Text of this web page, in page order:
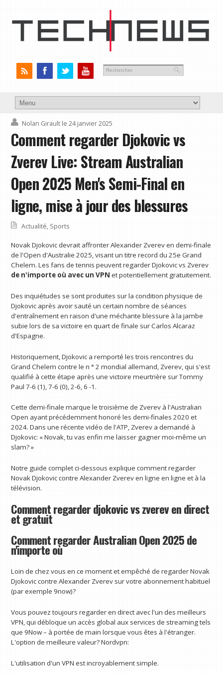
Nolan Girault le 24 janvier 2025
Comment regarder Djokovic vs
Zverev Live: Stream Australian
Open 2025 Men's Semi-Final en
ligne, mise à jour des blessures
Actualité, Sports
Novak Djokovic devrait affronter Alexander Zverev en demi-finale
de l'Open d'Australie 2025, visant un titre record du 25e Grand
Chelem. Les fans de tennis peuvent regarder Djokovic vs Zverev
de n'importe où avec un VPN et potentiellement gratuitement.
Des inquiétudes se sont produites sur la condition physique de
Djokovic après avoir sauté un certain nombre de séances
d'entraînement en raison d'une méchante blessure à la jambe
subie lors de sa victoire en quart de finale sur Carlos Alcaraz
d'Espagne.
Historiquement, Djokovic a remporté les trois rencontres du
Grand Chelem contre le n ° 2 mondial allemand, Zverev, qui s'est
qualifié à cette étape après une victoire meurtrière sur Tommy
Paul 7-6 (1), 7-6 (0), 2-6, 6 -1.
Cette demi-finale marque le troisième de Zverev à l'Australian
Open ayant précédemment honoré les demi-finales 2020 et
2024. Dans une récente vidéo de l'ATP, Zverev a demandé à
Djokovic: « Novak, tu vas enfin me laisser gagner moi-même un
slam? »
Notre guide complet ci-dessous explique comment regarder
Novak Djokovic contre Alexander Zverev en ligne en ligne et à la
télévision.
Comment regarder djokovic vs zverev en direct
et gratuit
Comment regarder Australian Open 2025 de
n'importe où
Loin de chez vous en ce moment et empêché de regarder Novak
Djokovic contre Alexander Zverev sur votre abonnement habituel
(par exemple 9now)?
Vous pouvez toujours regarder en direct avec l'un des meilleurs
VPN, qui débloque un accès global aux services de streaming tels
que 9Now – à portée de main lorsque vous êtes à l'étranger.
L'option de meilleure valeur? Nordvpn:
L'utilisation d'un VPN est incroyablement simple.